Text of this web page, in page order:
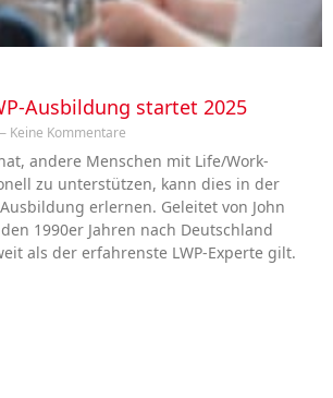
Ausbildung startet 2025
Keine Kommentare
andere Menschen mit Life/Work-
zu unterstützen, kann dies in der
erlernen. Geleitet von John
1990er Jahren nach Deutschland
als der erfahrenste LWP-Experte gilt.